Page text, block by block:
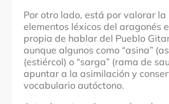
Por otro lado, está por valorar la
elementos léxicos del aragonés
propia de hablar del Pueblo
aunque algunos como “asina”
(estiércol) o “sarga” (rama de
apuntar a la asimilación y
vocabulario autóctono.